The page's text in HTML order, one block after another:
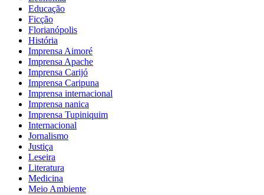
Educação
Ficção
Florianópolis
História
Imprensa Aimoré
Imprensa Apache
Imprensa Carijó
Imprensa Caripuna
Imprensa internacional
Imprensa nanica
Imprensa Tupiniquim
Internacional
Jornalismo
Justiça
Leseira
Literatura
Medicina
Meio Ambiente